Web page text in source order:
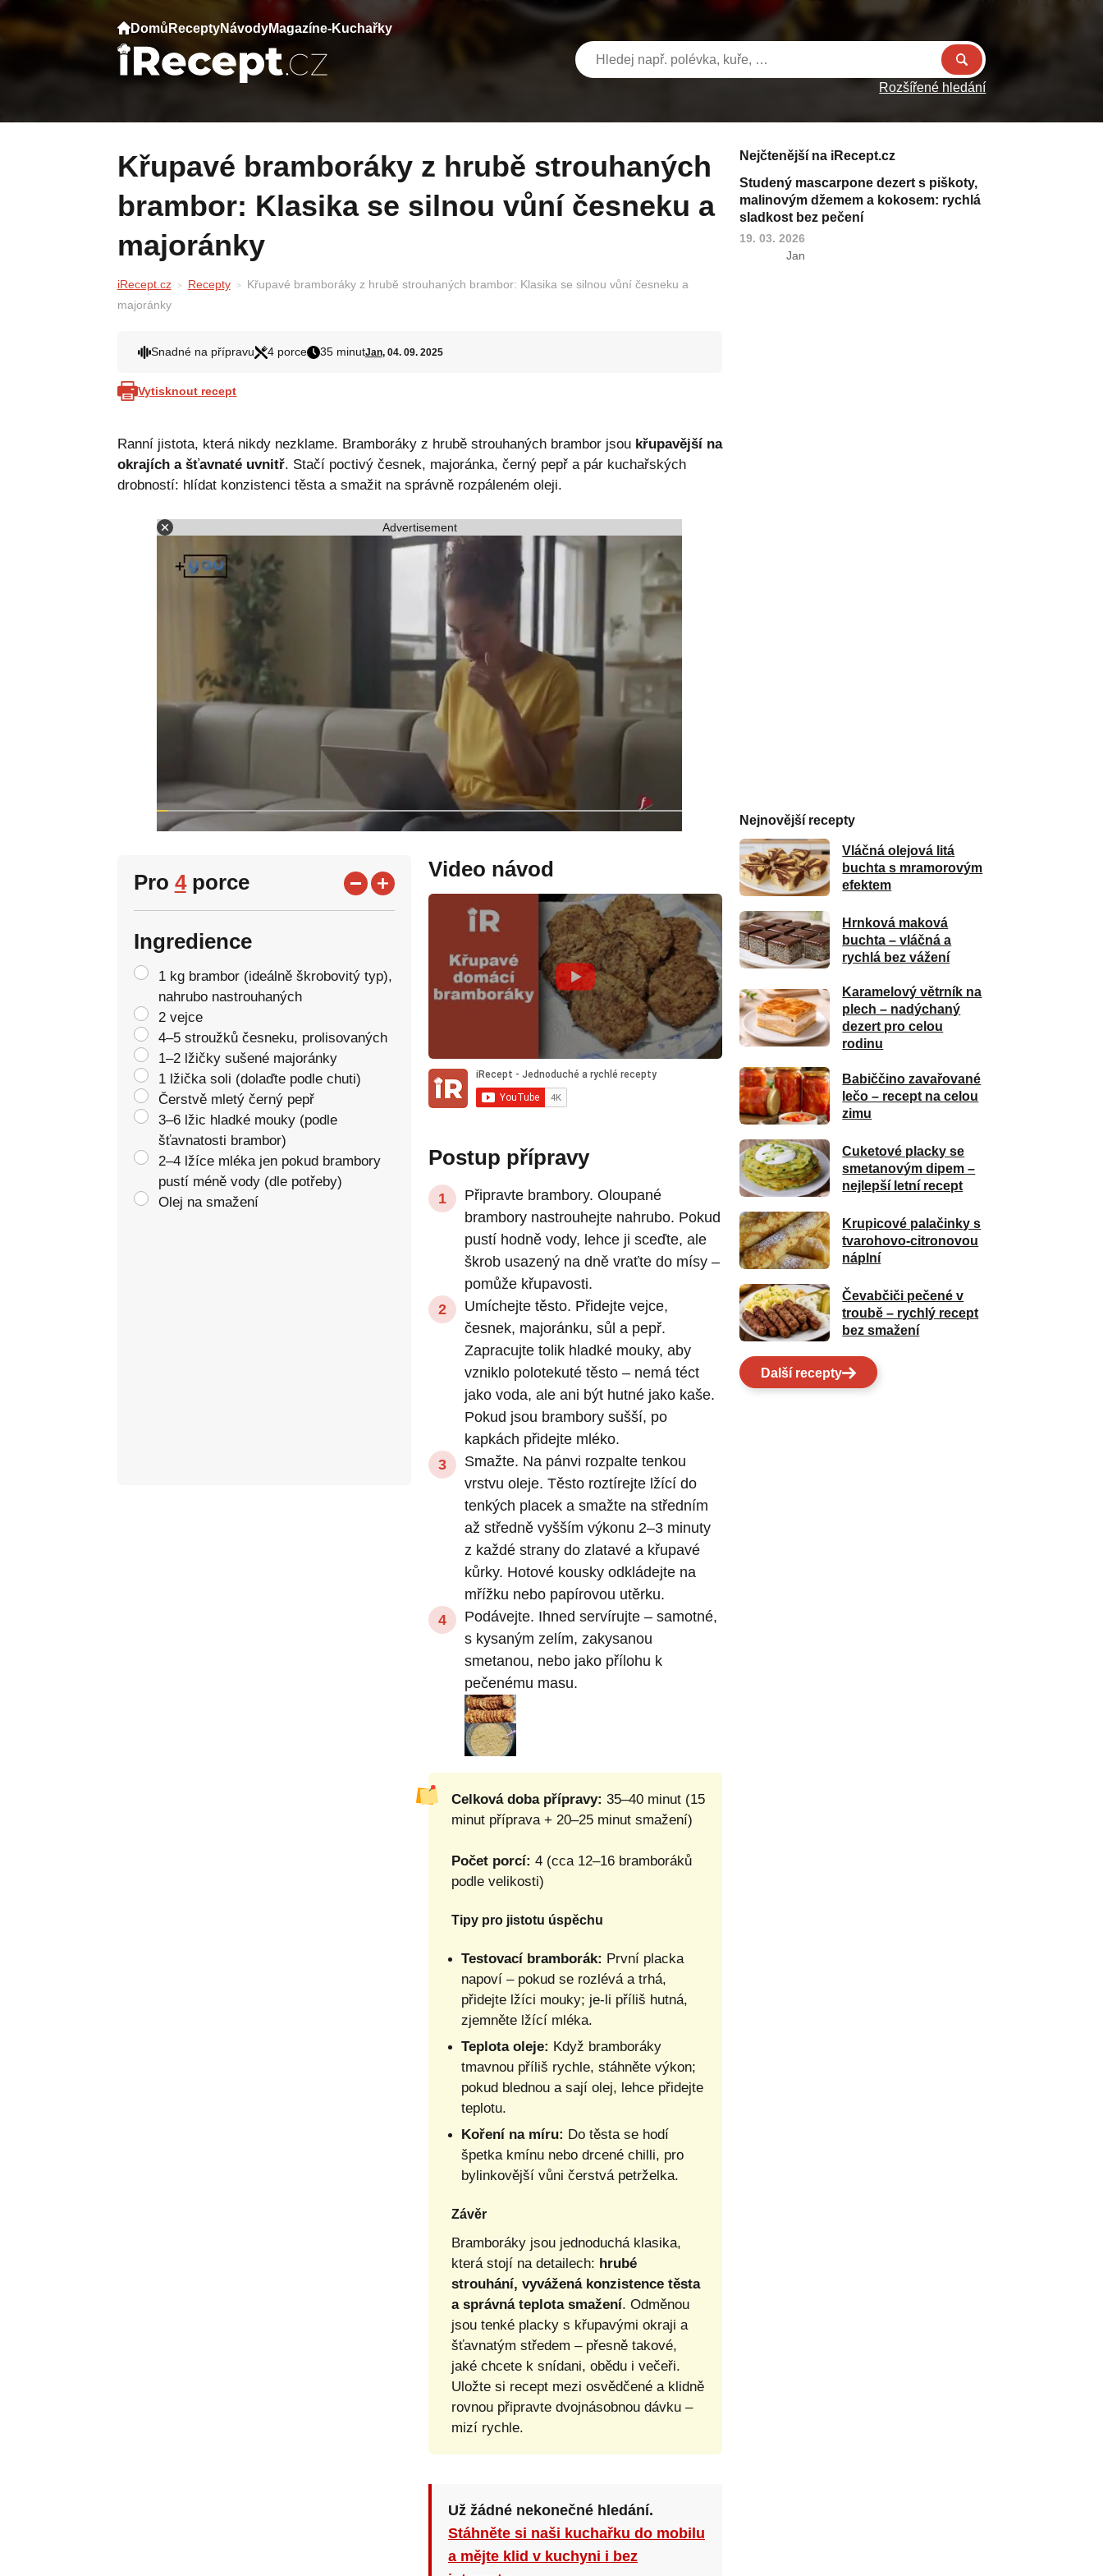
Domů ReceptyNávodyMagazíne-Kuchařky
Rozšířené hledání
Křupavé bramboráky z hrubě strouhaných
brambor: Klasika se silnou vůní česneku a
majoránky
iRecept.cz Recepty
Křupavé bramboráky z hrubě strouhaných brambor: Klasika se silnou vůní česneku a
majoránky
Snadné na přípravu 4 porce 35 minutJan, 04. 09. 2025
Vytisknout recept
Ranní jistota, která nikdy nezklame. Bramboráky z hrubě strouhaných brambor jsou křupavější na
okrajích a šťavnaté uvnitř. Stačí poctivý česnek, majoránka, černý pepř a pár kuchařských
drobností: hlídat konzistenci těsta a smažit na správně rozpáleném oleji.
Advertisement
Pro 4porce
Ingredience
1 kg brambor (ideálně škrobovitý typ),
nahrubo nastrouhaných
2 vejce
4–5 stroužků česneku, prolisovaných
1–2 lžičky sušené majoránky
1 lžička soli (dolaďte podle chuti)
Čerstvě mletý černý pepř
3–6 lžic hladké mouky (podle
šťavnatosti brambor)
2–4 lžíce mléka jen pokud brambory
pustí méně vody (dle potřeby)
Olej na smažení
Video návod
Postup přípravy
Připravte brambory. Oloupané
brambory nastrouhejte nahrubo. Pokud
pustí hodně vody, lehce ji sceďte, ale
škrob usazený na dně vraťte do mísy –
pomůže křupavosti.
Umíchejte těsto. Přidejte vejce,
česnek, majoránku, sůl a pepř.
Zapracujte tolik hladké mouky, aby
vzniklo polotekuté těsto – nemá téct
jako voda, ale ani být hutné jako kaše.
Pokud jsou brambory sušší, po
kapkách přidejte mléko.
Smažte. Na pánvi rozpalte tenkou
vrstvu oleje. Těsto roztírejte lžící do
tenkých placek a smažte na středním
až středně vyšším výkonu 2–3 minuty
z každé strany do zlatavé a křupavé
kůrky. Hotové kousky odkládejte na
mřížku nebo papírovou utěrku.
Podávejte. Ihned servírujte – samotné,
s kysaným zelím, zakysanou
smetanou, nebo jako přílohu k
pečenému masu.
Celková doba přípravy: 35–40 minut (15
minut příprava + 20–25 minut smažení)
Počet porcí: 4 (cca 12–16 bramboráků
podle velikosti)
Tipy pro jistotu úspěchu
Testovací bramborák: První placka
napoví – pokud se rozlévá a trhá,
přidejte lžíci mouky; je-li příliš hutná,
zjemněte lžící mléka.
Teplota oleje: Když bramboráky
tmavnou příliš rychle, stáhněte výkon;
pokud blednou a sají olej, lehce přidejte
teplotu.
Koření na míru: Do těsta se hodí
špetka kmínu nebo drcené chilli, pro
bylinkovější vůni čerstvá petrželka.
Závěr
Bramboráky jsou jednoduchá klasika,
která stojí na detailech: hrubé
strouhání, vyvážená konzistence těsta
a správná teplota smažení. Odměnou
jsou tenké placky s křupavými okraji a
šťavnatým středem – přesně takové,
jaké chcete k snídani, obědu i večeři.
Uložte si recept mezi osvědčené a klidně
rovnou připravte dvojnásobnou dávku –
mizí rychle.
Už žádné nekonečné hledání.
Stáhněte si naši kuchařku do mobilu
a mějte klid v kuchyni i bez
Nejčtenější na iRecept.cz
Studený mascarpone dezert s piškoty,
malinovým džemem a kokosem: rychlá
sladkost bez pečení
19. 03. 2026
Jan
Nejnovější recepty
Vláčná olejová litá
buchta s mramorovým
efektem
Hrnková maková
buchta – vláčná a
rychlá bez vážení
Karamelový větrník na
plech – nadýchaný
dezert pro celou
rodinu
Babiččino zavařované
lečo – recept na celou
zimu
Cuketové placky se
smetanovým dipem –
nejlepší letní recept
Krupicové palačinky s
tvarohovo-citronovou
náplní
Čevabčiči pečené v
troubě – rychlý recept
bez smažení
Další recepty